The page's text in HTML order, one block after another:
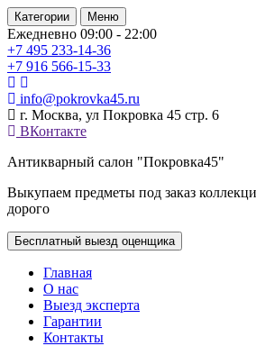
Категории Меню
Ежедневно 09:00 - 22:00
+7 495 233-14-36
+7 916 566-15-33
info@pokrovka45.ru
г. Москва, ул Покровка 45 стр. 6
ВКонтакте
Антикварный салон "Покровка45"
Выкупаем предметы под заказ
дорого
Бесплатный выезд оценщика
Главная
О нас
Выезд эксперта
Гарантии
Контакты